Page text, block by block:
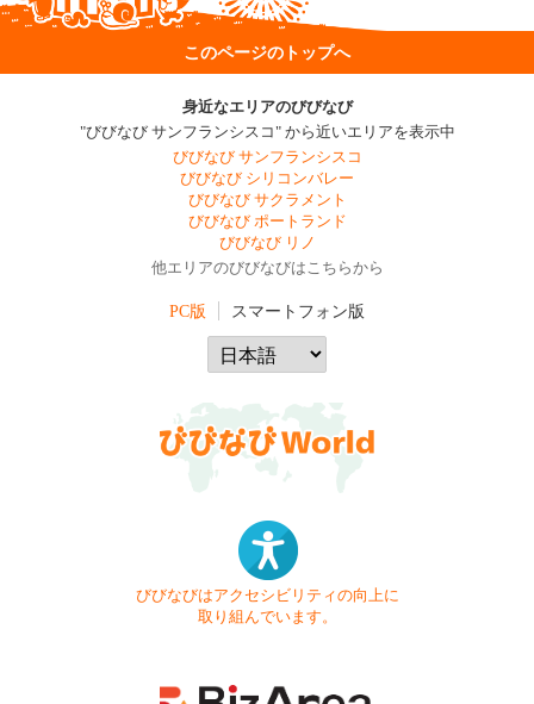
このページのトップへ
身近なエリアのびびなび
"びびなび サンフランシスコ" から近いエリアを表示中
びびなび サンフランシスコ
びびなび シリコンバレー
びびなび サクラメント
びびなび ポートランド
びびなび リノ
他エリアのびびなびはこちらから
PC版 スマートフォン版
びびなびはアクセシビリティの向上に
取り組んでいます。